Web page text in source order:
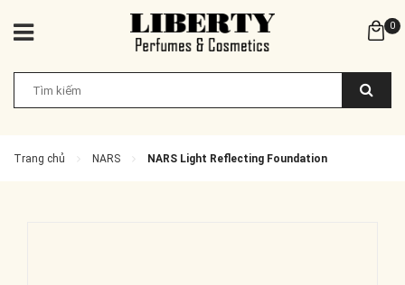
0
Trang chủ NARS NARS Light Reflecting Foundation